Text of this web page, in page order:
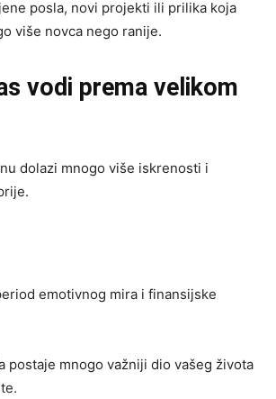
posla, novi projekti ili prilika koja
više novca nego ranije.
vodi prema velikom
dolazi mnogo više iskrenosti i
emotivnog mira i finansijske
postaje mnogo važniji dio vašeg života